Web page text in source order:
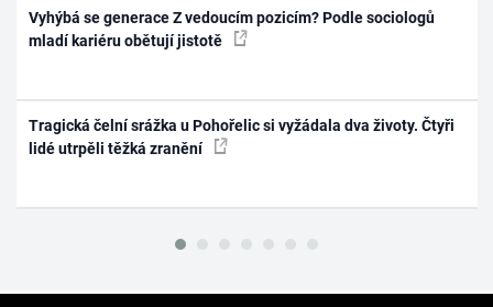
Vyhýbá se generace Z vedoucím pozicím? Podle sociologů
mladí kariéru obětují jistotě
Tragická čelní srážka u Pohořelic si vyžádala dva životy. Čtyři
lidé utrpěli těžká zranění